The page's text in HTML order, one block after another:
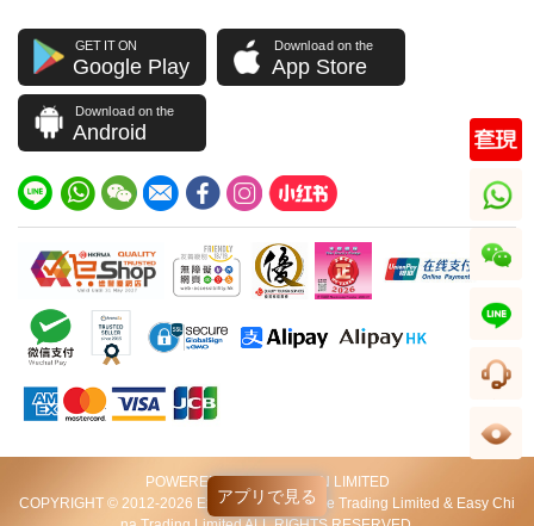
アプリで見る
GET IT ON
Google Play
Download on the
App Store
Download on the
Android
POWERED BY VIP STATION LIMITED
COPYRIGHT © 2012-2026 Excellent World Wide Trading Limited & Easy Chi
whatsapp